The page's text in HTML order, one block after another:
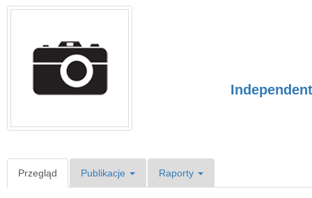
Przegląd Publikacje Raporty